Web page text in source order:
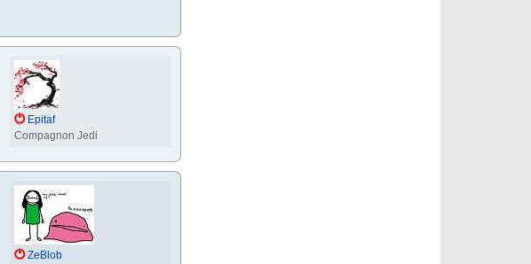
Epitaf
Compagnon Jedi
ZeBlob